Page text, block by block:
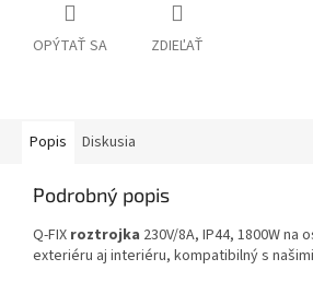
OPÝTAŤ SA ZDIEĽAŤ
Popis Diskusia
Podrobný popis
Q-FIX roztrojka 230V/8A, IP44, 1800W
exteriéru aj interiéru, kompatibilný s